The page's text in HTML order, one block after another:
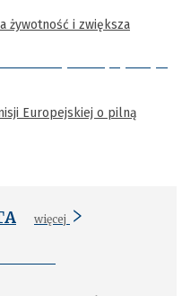
żywotność i zwiększa
Europejskiej o pilną
więcej